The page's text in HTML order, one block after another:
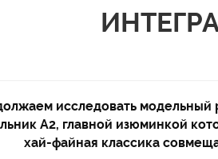
исследовать модельный
А2, главной изюминкой
хай-файная классика